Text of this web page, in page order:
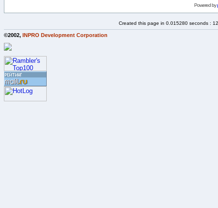
Powered by
Created this page in 0.015280 seconds :
©2002, INPRO Development Corporation